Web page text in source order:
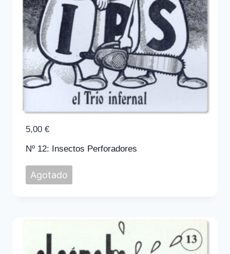
Nº 12: Insectos Perforadores
5,00 €
Agotado